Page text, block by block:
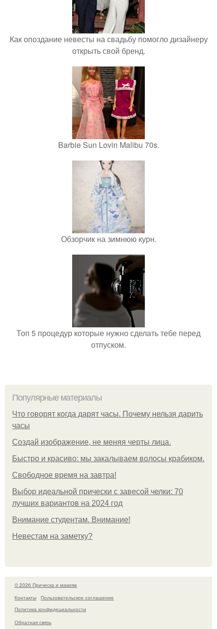
Как опоздание невесты на свадьбу помогло дизайнеру
открыть свой бренд.
Barbie Sun Lovin Malibu 70s.
Обзорчик на зимнюю курн.
Топ 5 процедур которые нужно сделать тебе перед
отпуском.
Популярные материалы
Что говорят когда дарят часы. Почему нельзя дарить
часы
Создай изображение, не меняя черты лица.
Быстро и красиво: мы закалываем волосы крабиком.
Свободное время на завтра!
Выбор идеальной прически с завесой челки: 70
лучших вариантов на 2024 год
Внимание студентам. Внимание!
Невестам на заметку?
© 2026 Прическа и макияж
Контакты
Пользовательское соглашение
Политика конфидециальности
Обратная связь